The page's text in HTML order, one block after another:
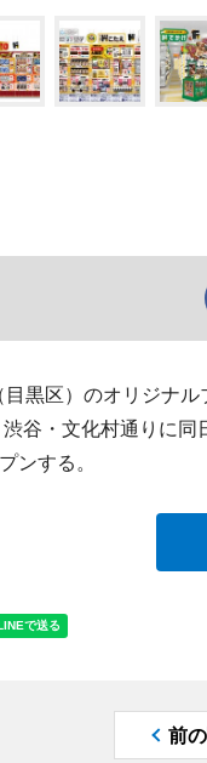
目黒区）のオリジナ
谷・文化村通りに
ンする。
前